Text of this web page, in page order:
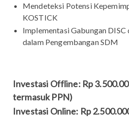
Mendeteksi Potensi
KOSTICK
Implementasi Gabungan DISC
dalam Pengembangan SDM
Investasi Offline: Rp
termasuk PPN)
Investasi Online: Rp